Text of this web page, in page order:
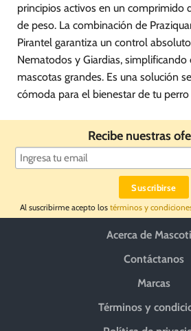
principios activos en un comprimido
de peso. La combinación de
Pirantel garantiza un control
Nematodos y Giardias,
mascotas grandes. Es una solución
cómoda para el bienestar de tu
Recibe nuestras
Al suscribirme acepto los términos y
Acerca de
Contáctanos
Marcas
Términos y